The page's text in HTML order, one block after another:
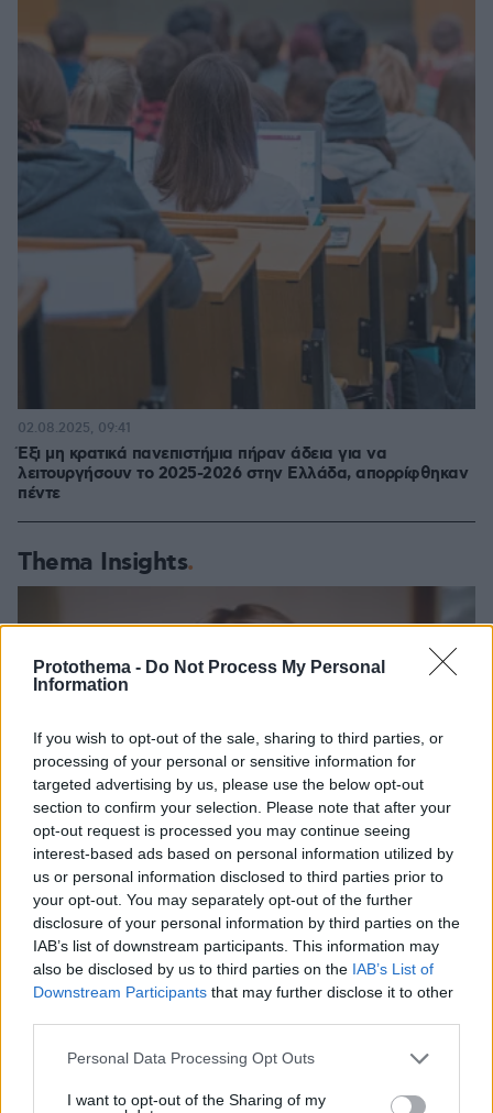
Protothema - Do Not Process My Personal
Information
If you wish to opt-out of the sale, sharing to third parties, or
processing of your personal or sensitive information for
targeted advertising by us, please use the below opt-out
section to confirm your selection. Please note that after your
opt-out request is processed you may continue seeing
interest-based ads based on personal information utilized by
us or personal information disclosed to third parties prior to
your opt-out. You may separately opt-out of the further
disclosure of your personal information by third parties on the
IAB’s list of downstream participants. This information may
also be disclosed by us to third parties on the IAB’s List of
Downstream Participants that may further disclose it to other
Please note that this website/app uses one or more Google
not limited to your visit or usage behaviour. You may click to
Personal Data Processing Opt Outs
I want to opt-out of the Sharing of my
Έξι μη κρατικά πανεπιστήμια πήραν άδεια για να
λειτουργήσουν το 2025-2026 στην Ελλάδα, απορρίφθηκαν
πέντε
02.08.2025, 09:41
Thema Insights
Το DEI College παρουσιάζει τη Sophia. Την πρώτη 24/7
βοηθό AI που αλλάζει τον τρόπο με τον οποίο μαθαίνουν οι
30.07.2026, 09:33